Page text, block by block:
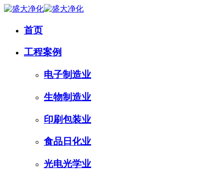
首页
工程案例
电子制造业
生物制造业
印刷包装业
食品日化业
光电光学业